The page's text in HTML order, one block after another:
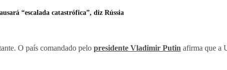
“escalada catastrófica”, diz Rússia
O país comandado pelo presidente Vladimir Putin afirma que a